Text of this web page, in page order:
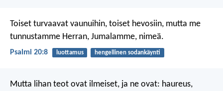
Toiset turvaavat vaunuihin, toiset hevosiin, mutta me
tunnustamme Herran, Jumalamme, nimeä.
Psalmi 20:8 luottamus hengellinen sodankäynti
Mutta lihan teot ovat ilmeiset, ja ne ovat: haureus,